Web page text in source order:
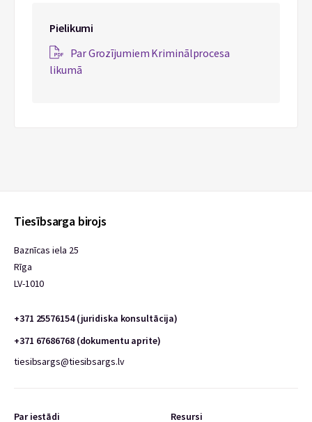
Pielikumi
Par Grozījumiem Kriminālprocesa
likumā
Tiesībsarga birojs
Baznīcas iela 25
Rīga
LV-1010
+371 25576154 (juridiska konsultācija)
+371 67686768 (dokumentu aprite)
tiesibsargs@tiesibsargs.lv
Par iestādi Resursi